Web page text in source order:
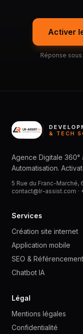
Activer
Réponse
& TECH
Agence Digitale 360°
Automatisation.
5 Rue du Franc-Marché,
contact@lr-assist.com ·
Services
Création site internet
Application mobile
SEO & Référencement
Chatbot IA
Légal
Mentions légales
Confidentialité